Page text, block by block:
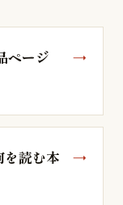
ページ
読む本